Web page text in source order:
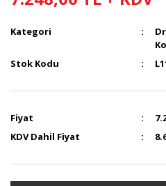
Kategori
Stok Kodu
Fiyat
KDV Dahil Fiyat